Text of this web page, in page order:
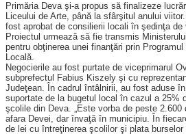
Primăria Deva şi-a propus să finalizeze
Liceului de Arte, până la sfârşitul anului
fost aprobat de consilierii locali în şedinţa de
Proiectul urmează să fie transmis
pentru obţinerea unei finanţări prin
Locală.
Negocierile au fost purtate de viceprimarul
subprefectul Fabius Kiszely şi cu
Judeţean. În cadrul întâlnirii, au fost aduse
suportate de la bugetul local în cazul a 25%
şcolile din Deva. „Este vorba de peste
afara Devei, dar învaţă în municipiu. În
de lei cu întreţinerea şcolilor şi plata